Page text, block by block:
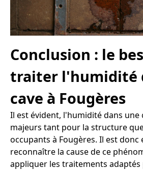
Conclusion : le
traiter l'humidité
cave à Fougères
Il est évident, l'humidité dans une
majeurs tant pour la structure
occupants à Fougères. Il est donc
reconnaître la cause de ce
appliquer les traitements